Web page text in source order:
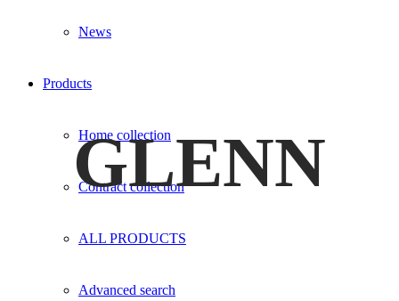
News
Products
Home collection
Contract collection
ALL PRODUCTS
Advanced search
GLENN